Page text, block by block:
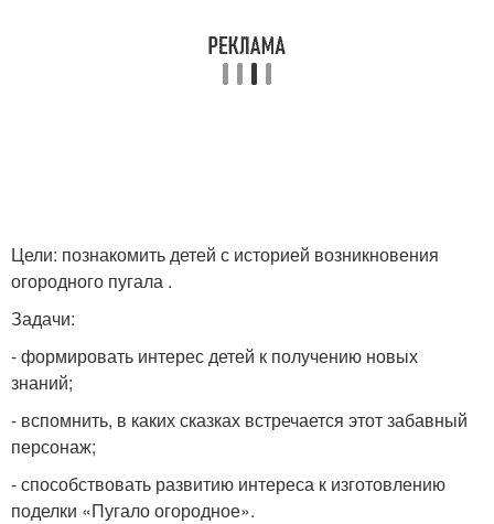
Цели: познакомить детей с историей возникновения
огородного пугала .
Задачи:
- формировать интерес детей к получению новых
знаний;
- вспомнить, в каких сказках встречается этот забавный
персонаж;
- способствовать развитию интереса к изготовлению
поделки «Пугало огородное».